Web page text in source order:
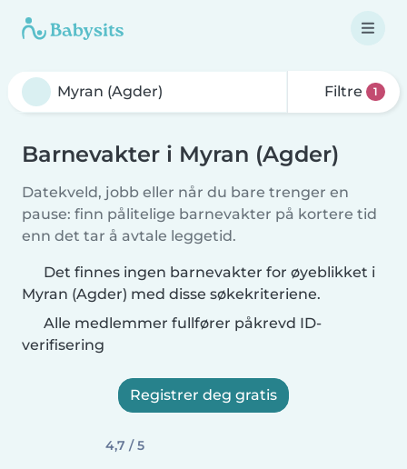
Filtre 1
Barnevakter i Myran (Agder)
Datekveld, jobb eller når du bare trenger en
pause: finn pålitelige barnevakter på kortere tid
enn det tar å avtale leggetid.
Det finnes ingen barnevakter for øyeblikket i
Myran (Agder) med disse søkekriteriene.
Alle medlemmer fullfører påkrevd ID-
verifisering
Registrer deg gratis
4,7 / 5